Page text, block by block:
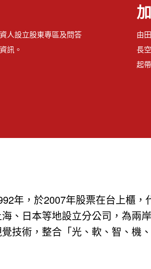
人設立股東專區及問答
訊。
由
長
起
年，於2007年股票在台上櫃，
、日本等地設立分公司，為兩
技術，整合「光、軟、智、機